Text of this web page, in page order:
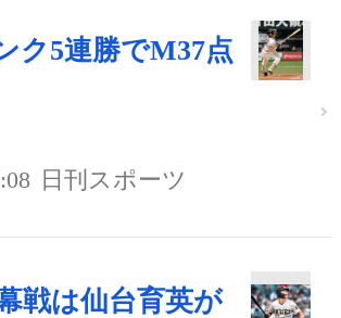
ク5連勝でM37点
日刊スポーツ
戦は仙台育英が